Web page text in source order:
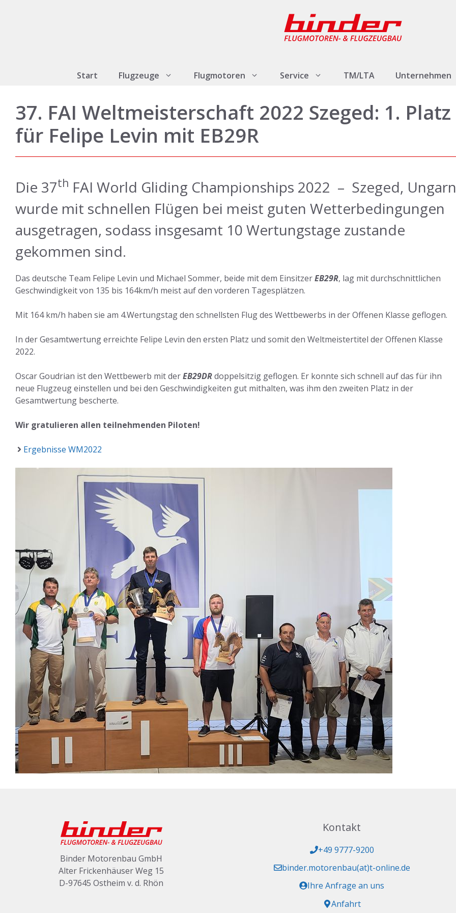
Start Flugzeuge Flugmotoren Service TM/LTA Unternehmen
37. FAI Weltmeisterschaft 2022 Szeged: 1. Platz
für Felipe Levin mit EB29R
Die 37th FAI World Gliding Championships 2022 – Szeged, Ungarn
wurde mit schnellen Flügen bei meist guten Wetterbedingungen
ausgetragen, sodass insgesamt 10 Wertungstage zustande
gekommen sind.
Das deutsche Team Felipe Levin und Michael Sommer, beide mit dem EinsitzerEB29R, lag mit durchschnittlichen
Geschwindigkeit von 135 bis 164km/h meist auf den vorderen Tagesplätzen.
Mit 164 km/h haben sie am 4.Wertungstag den schnellsten Flug des Wettbewerbs in der Offenen Klasse geflogen.
In der Gesamtwertung erreichte Felipe Levin den ersten Platz und somit den Weltmeistertitel der Offenen Klasse
2022.
Oscar Goudrian ist den Wettbewerb mit derEB29DRdoppelsitzig geflogen. Er konnte sich schnell auf das für ihn
neue Flugzeug einstellen und bei den Geschwindigkeiten gut mithalten, was ihm den zweiten Platz in der
Gesamtwertung bescherte.
Wir gratulieren allen teilnehmenden Piloten!
Ergebnisse WM2022
Binder Motorenbau GmbH
Alter Frickenhäuser Weg 15
D-97645 Ostheim v. d. Rhön
Kontakt
+49 9777-9200
binder.motorenbau(at)t-online.de
Ihre Anfrage an uns
Anfahrt